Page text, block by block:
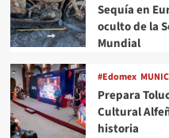
Sequía en
oculto de la
Mundial
#Edomex
Prepara
Cultural
historia